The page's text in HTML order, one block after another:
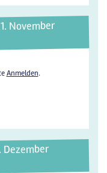
November
Anmelden.
Dezember